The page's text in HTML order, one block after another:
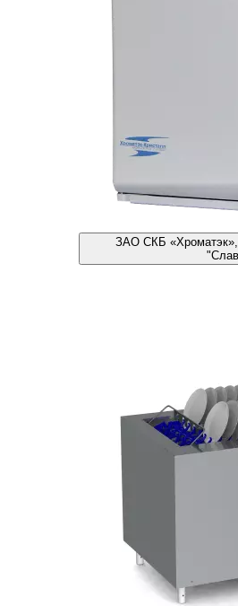
ЗАО СКБ